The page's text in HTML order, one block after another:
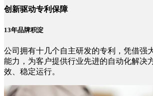
创新驱动专利保障
13年品牌积淀
公司拥有十几个自主研发的专利，凭借强
能力，为客户提供行业先进的自动化解决
效、稳定运行。